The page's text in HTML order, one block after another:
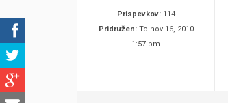
Prispevkov:114
Pridružen:To nov 16, 2010
1:57 pm